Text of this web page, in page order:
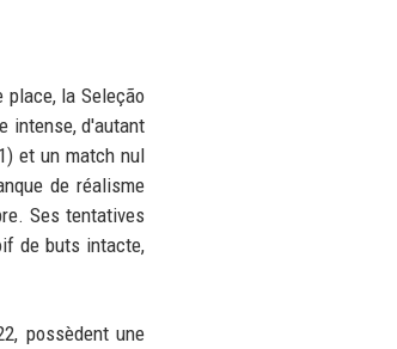
place, la Seleção
intense, d'autant
et un match nul
de réalisme
Ses tentatives
de buts intacte,
possèdent une